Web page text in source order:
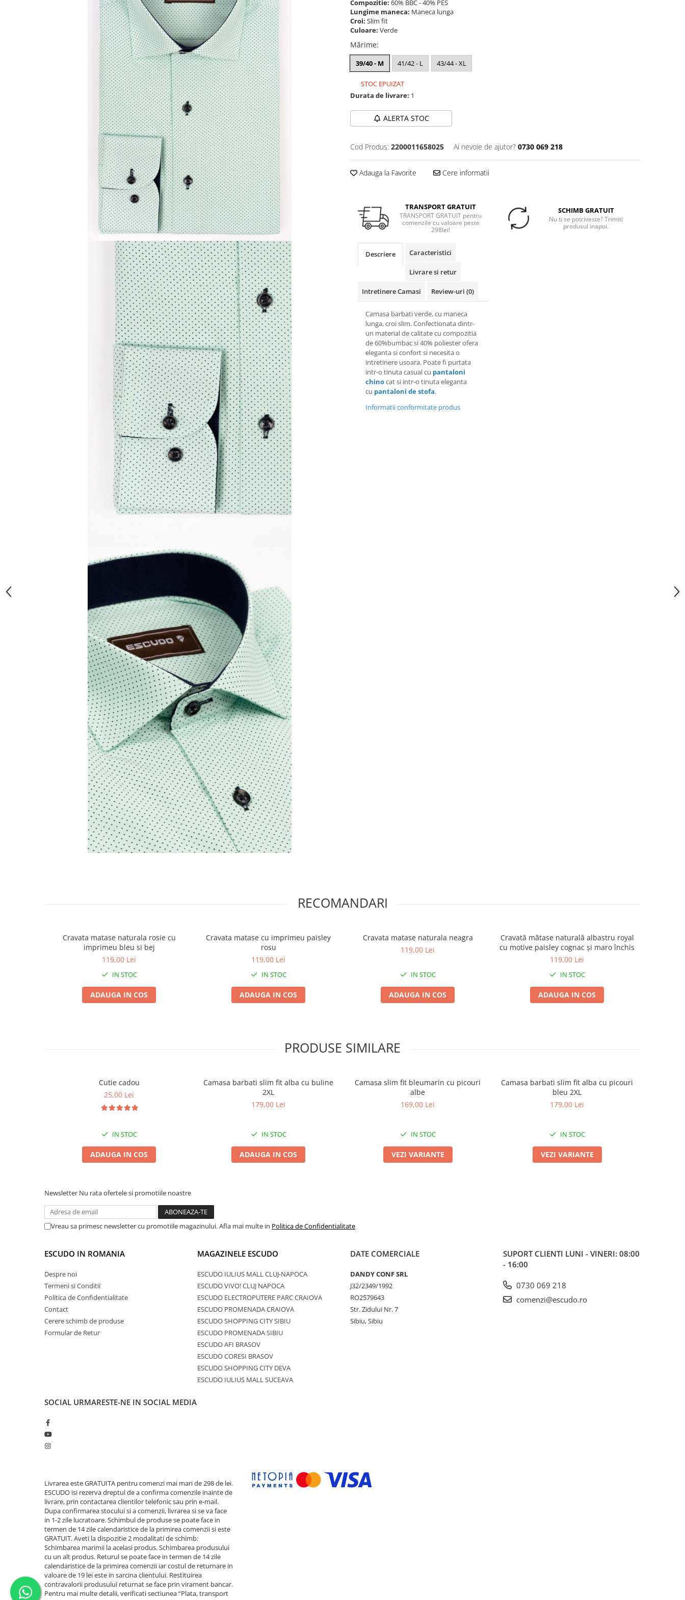
Compozitie: 60% BBC - 40% PES
Lungime maneca: Maneca lunga
Croi: Slim fit
Culoare: Verde
Mărime:
39/40 - M 41/42 - L 43/44 - XL
STOC EPUIZAT
Durata de livrare: 1
ALERTA STOC
Cod Produs: 2200011658025 Ai nevoie de ajutor? 0730 069 218
Adauga la Favorite Cere informatii
TRANSPORT GRATUIT
TRANSPORT GRATUIT pentru
comenzile cu valoare peste
298lei!
SCHIMB GRATUIT
Nu ti se potriveste? Trimiti
produsul inapoi.
Descriere Caracteristici
Livrare si retur
Intretinere Camasi Review-uri (0)
Camasa barbati verde, cu maneca
lunga, croi slim. Confectionata dintr-
un material de calitate cu compozitia
de 60%bumbac si 40% poliester ofera
eleganta si confort si necesita o
intretinere usoara. Poate fi purtata
intr-o tinuta casual cu pantaloni
chinocat si intr-o tinuta eleganta
cu pantaloni de stofa.
Informatii conformitate produs
RECOMANDARI
Cravata matase naturala rosie cu
imprimeu bleu si bej
119,00 Lei
IN STOC
ADAUGA IN COS
Cravata matase cu imprimeu paisley
rosu
119,00 Lei
IN STOC
ADAUGA IN COS
Cravata matase naturala neagra
119,00 Lei
IN STOC
ADAUGA IN COS
Cravată mătase naturală albastru royal
cu motive paisley cognac și maro închis
119,00 Lei
IN STOC
ADAUGA IN COS
PRODUSE SIMILARE
Cutie cadou
25,00 Lei
IN STOC
ADAUGA IN COS
Camasa barbati slim fit alba cu buline
2XL
179,00 Lei
IN STOC
ADAUGA IN COS
Camasa slim fit bleumarin cu picouri
albe
169,00 Lei
IN STOC
VEZI VARIANTE
Camasa barbati slim fit alba cu picouri
bleu 2XL
179,00 Lei
IN STOC
VEZI VARIANTE
Newsletter Nu rata ofertele si promotiile noastre
Vreau sa primesc newsletter cu promotiile magazinului. Afla mai multe in Politica de Confidentialitate
ESCUDO IN ROMANIA
Despre noi
Termeni si Conditii
Politica de Confidentialitate
Contact
Cerere schimb de produse
Formular de Retur
MAGAZINELE ESCUDO
ESCUDO IULIUS MALL CLUJ-NAPOCA
ESCUDO VIVO! CLUJ NAPOCA
ESCUDO ELECTROPUTERE PARC CRAIOVA
ESCUDO PROMENADA CRAIOVA
ESCUDO SHOPPING CITY SIBIU
ESCUDO PROMENADA SIBIU
ESCUDO AFI BRASOV
ESCUDO CORESI BRASOV
ESCUDO SHOPPING CITY DEVA
ESCUDO IULIUS MALL SUCEAVA
DATE COMERCIALE
DANDY CONF SRL
J32/2349/1992
RO2579643
Str. Zidului Nr. 7
Sibiu, Sibiu
SUPORT CLIENTI LUNI - VINERI: 08:00
- 16:00
0730 069 218
comenzi@escudo.ro
SOCIAL URMARESTE-NE IN SOCIAL MEDIA
Livrarea este GRATUITA pentru comenzi mai mari de 298 de lei.
ESCUDO isi rezerva dreptul de a confirma comenzile inainte de
livrare, prin contactarea clientilor telefonic sau prin e-mail.
Dupa confirmarea stocului si a comenzii, livrarea si se va face
in 1-2 zile lucratoare. Schimbul de produse se poate face in
termen de 14 zile calendaristice de la primirea comenzii si este
GRATUIT. Aveti la dispozitie 2 modalitati de schimb:
Schimbarea marimii la acelasi produs. Schimbarea produsului
cu un alt produs. Returul se poate face in termen de 14 zile
calendaristice de la primirea comenzii iar costul de returnare in
valoare de 19 lei este in sarcina clientului. Restituirea
contravalorii produsului returnat se face prin virament bancar.
Pentru mai multe detalii, verificati sectiunea “Plata, transport